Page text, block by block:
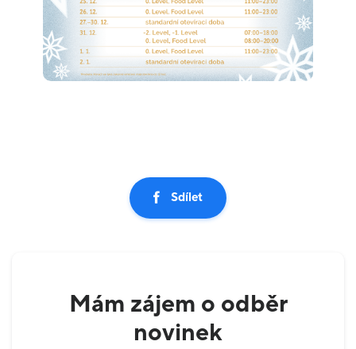
Sdílet
Mám zájem o odběr
novinek